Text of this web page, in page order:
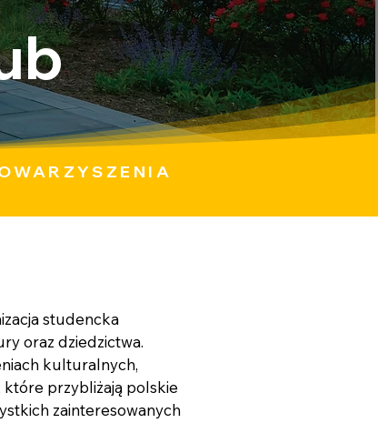
studencka
oraz dziedzictwa.
kulturalnych,
które przybliżają polskie
zainteresowanych